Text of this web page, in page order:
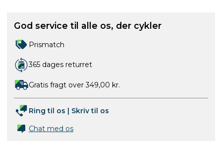
God service til alle os, der cykler
Prismatch
365 dages returret
Gratis fragt over 349,00 kr.
Ring til os | Skriv til os
Chat med os